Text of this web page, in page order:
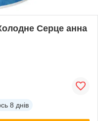
Серце анна
8 днів